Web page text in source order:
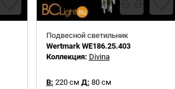
Подвесной светильник
Wertmark WE186.25.403
Коллекция: Divina
В: 220 см Д: 80 см